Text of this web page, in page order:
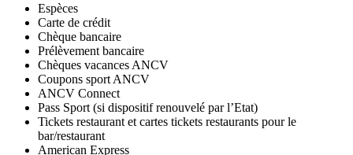
Espèces
Carte de crédit
Chèque bancaire
Prélèvement bancaire
Chèques vacances ANCV
Coupons sport ANCV
ANCV Connect
Pass Sport (si dispositif renouvelé par l’Etat)
Tickets restaurant et cartes tickets restaurants pour le
bar/restaurant
American Express